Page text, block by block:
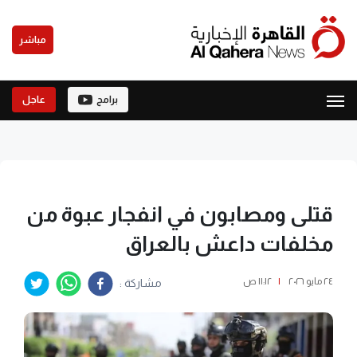
مباشر
برامج عاجل
قتلى ومصابون في انفجار عبوة من
مخلفات داعش بالعراق
٢٤ مايو ٢٠٢٦ | ١١:١٢ ص مشاركة :